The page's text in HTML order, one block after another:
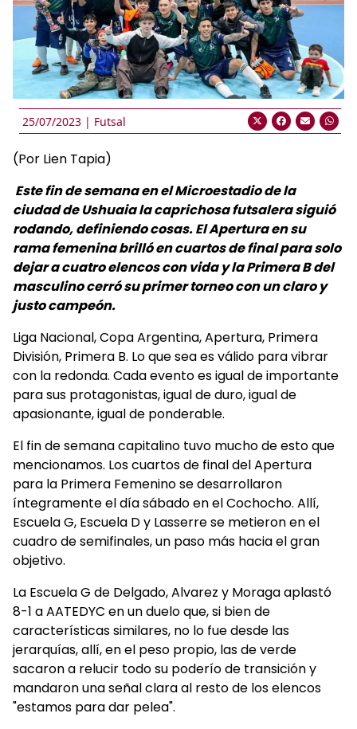
25/07/2023 | Futsal
(Por Lien Tapia)
Este fin de semana en el Microestadio de la
ciudad de Ushuaia la caprichosa futsalera siguió
rodando, definiendo cosas. El Apertura en su
rama femenina brilló en cuartos de final para solo
dejar a cuatro elencos con vida y la Primera B del
masculino cerró su primer torneo con un claro y
justo campeón.
Liga Nacional, Copa Argentina, Apertura, Primera
División, Primera B. Lo que sea es válido para vibrar
con la redonda. Cada evento es igual de importante
para sus protagonistas, igual de duro, igual de
apasionante, igual de ponderable.
El fin de semana capitalino tuvo mucho de esto que
mencionamos. Los cuartos de final del Apertura
para la Primera Femenino se desarrollaron
íntegramente el día sábado en el Cochocho. Allí,
Escuela G, Escuela D y Lasserre se metieron en el
cuadro de semifinales, un paso más hacia el gran
objetivo.
La Escuela G de Delgado, Alvarez y Moraga aplastó
8-1 a AATEDYC en un duelo que, si bien de
características similares, no lo fue desde las
jerarquías, allí, en el peso propio, las de verde
sacaron a relucir todo su poderío de transición y
mandaron una señal clara al resto de los elencos
"estamos para dar pelea".